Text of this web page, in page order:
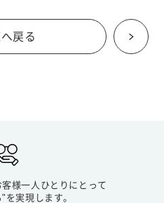
戻る
様一人ひとりにとって
を実現します。